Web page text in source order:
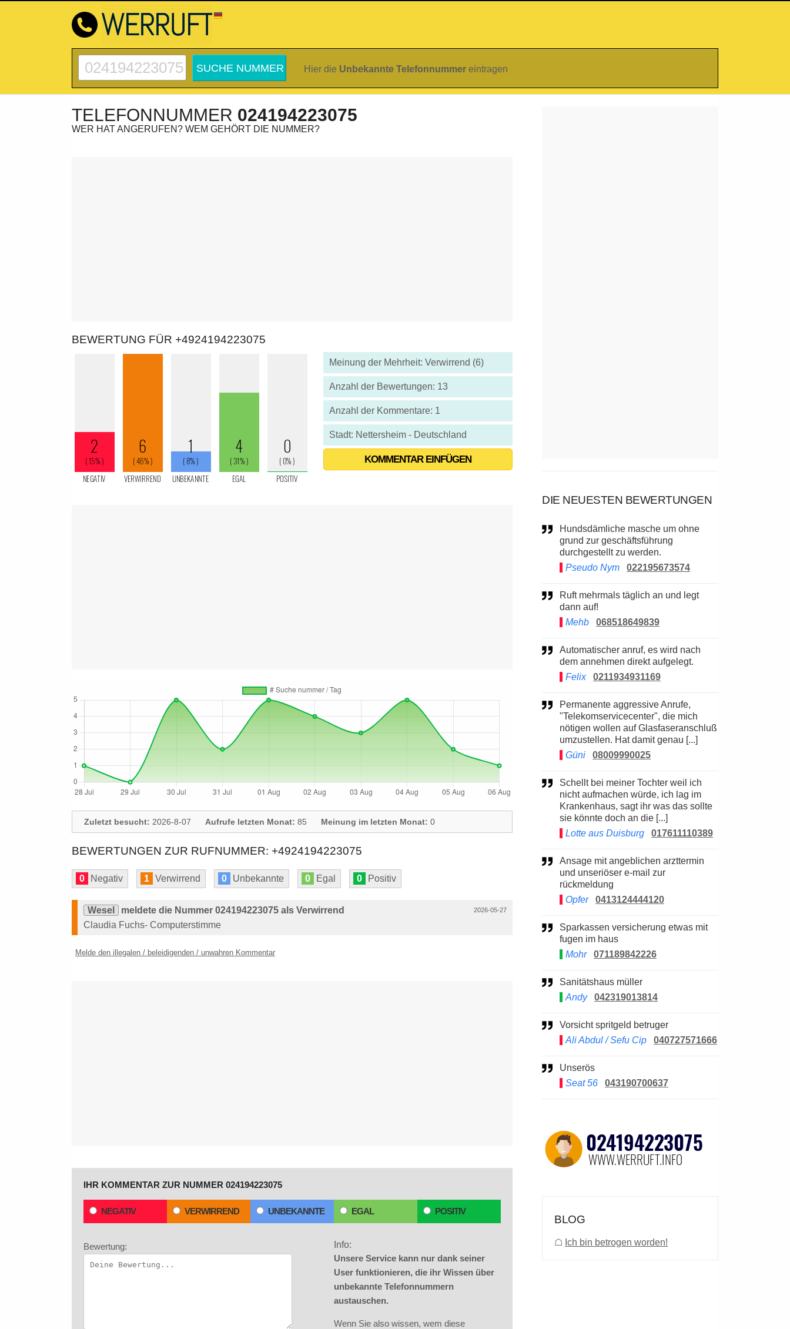
Hier die Unbekannte Telefonnummer eintragen
TELEFONNUMMER 024194223075
WER HAT ANGERUFEN? WEM GEHÖRT DIE NUMMER?
BEWERTUNG FÜR +4924194223075
Meinung der Mehrheit: Verwirrend (6)
Anzahl der Bewertungen: 13
Anzahl der Kommentare: 1
Stadt: Nettersheim - Deutschland
KOMMENTAR EINFÜGEN
Zuletzt besucht: 2026-8-07 Aufrufe letzten Monat: 85 Meinung im letzten Monat: 0
BEWERTUNGEN ZUR RUFNUMMER: +4924194223075
0 Negativ 1 Verwirrend 0 Unbekannte 0 Egal 0 Positiv
2026-05-27
Wesel
meldete die Nummer 024194223075 als Verwirrend
Claudia Fuchs- Computerstimme
Melde den illegalen / beleidigenden / unwahren Kommentar
IHR KOMMENTAR ZUR NUMMER 024194223075
NEGATIV VERWIRREND UNBEKANNTE EGAL POSITIV
Bewertung:
Info:
Unsere Service kann nur dank seiner
User funktionieren, die ihr Wissen über
unbekannte Telefonnummern
austauschen.
Wenn Sie also wissen, wem diese
DIE NEUESTEN BEWERTUNGEN
Hundsdämliche masche um ohne
grund zur geschäftsführung
durchgestellt zu werden.
Pseudo Nym
022195673574
Ruft mehrmals täglich an und legt
dann auf!
Mehb
068518649839
Automatischer anruf, es wird nach
dem annehmen direkt aufgelegt.
Felix
0211934931169
Permanente aggressive Anrufe,
"Telekomservicecenter", die mich
nötigen wollen auf Glasfaseranschluß
umzustellen. Hat damit genau [...]
Güni
08009990025
Schellt bei meiner Tochter weil ich
nicht aufmachen würde, ich lag im
Krankenhaus, sagt ihr was das sollte
sie könnte doch an die [...]
Lotte aus Duisburg
017611110389
Ansage mit angeblichen arzttermin
und unseriöser e-mail zur
rückmeldung
Opfer
0413124444120
Sparkassen versicherung etwas mit
fugen im haus
Mohr
071189842226
Sanitätshaus müller
Andy
042319013814
Vorsicht spritgeld betruger
Ali Abdul / Sefu Cip
040727571666
Unserös
Seat 56
043190700637
BLOG
☖ Ich bin betrogen worden!